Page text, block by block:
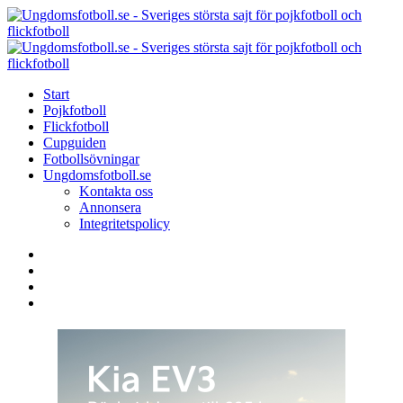
Menu
Search
Menu
Start
Pojkfotboll
Flickfotboll
Cupguiden
Fotbollsövningar
Ungdomsfotboll.se
Kontakta oss
Annonsera
Integritetspolicy